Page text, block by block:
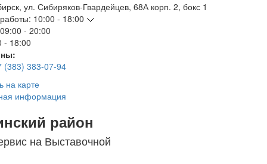
, ул. Сибиряков-Гвардейцев, 68А корп. 2, бокс 1
10:00 - 18:00
09:00 - 20:00
- 18:00
(383) 383-07-94
на карте
информация
район
на Выставочной